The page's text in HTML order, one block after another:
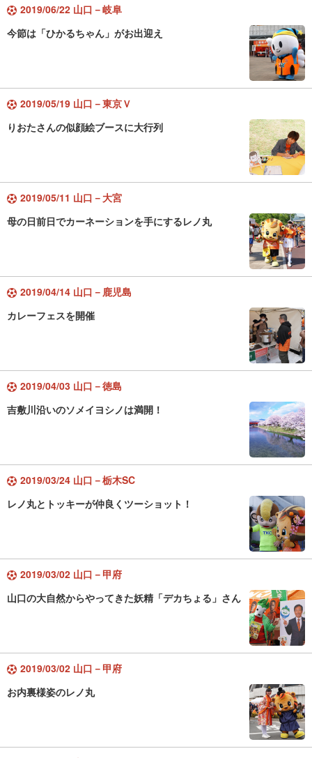
2019/06/22 山口－岐阜
今節は「ひかるちゃん」がお出迎え
2019/05/19 山口－東京Ｖ
りおたさんの似顔絵ブースに大行列
2019/05/11 山口－大宮
母の日前日でカーネーションを手にするレノ丸
2019/04/14 山口－鹿児島
カレーフェスを開催
2019/04/03 山口－徳島
吉敷川沿いのソメイヨシノは満開！
2019/03/24 山口－栃木SC
レノ丸とトッキーが仲良くツーショット！
2019/03/02 山口－甲府
山口の大自然からやってきた妖精「デカちょる」さん
2019/03/02 山口－甲府
お内裏様姿のレノ丸